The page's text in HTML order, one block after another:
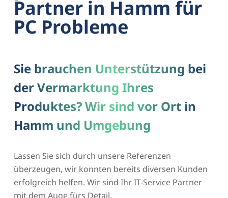
Partner in Hamm für
PC Probleme
Sie brauchen Unterstützung bei
der Vermarktung Ihres
Produktes? Wir sind vor Ort in
Hamm und Umgebung
Lassen Sie sich durch unsere Referenzen
überzeugen, wir konnten bereits diversen Kunden
erfolgreich helfen. Wir sind Ihr IT-Service Partner
mit dem Auge fürs Detail.